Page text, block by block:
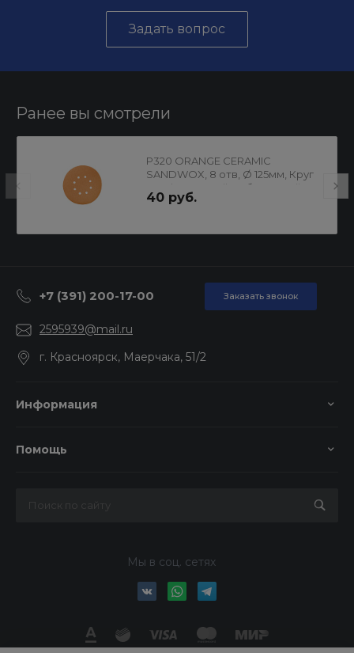
Задать вопрос
Ранее вы смотрели
P320 ORANGE CERAMIC
SANDWOX, 8 отв, Ø 125мм, Круг
шлифовальный на бумажной
основе
40 руб.
+7 (391) 200-17-00 Заказать звонок
2595939@mail.ru
г. Красноярск, Маерчака, 51/2
Информация
Помощь
Мы в соц. сетях